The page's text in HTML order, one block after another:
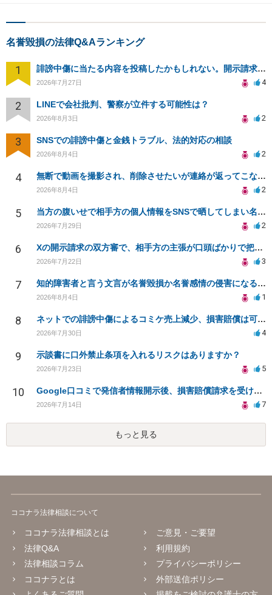
名誉毀損の法律Q&Aランキング
1 誹謗中傷に当たる内容を投稿したかもしれない。開示請求や民事刑事裁判に発展しうるのか教えて欲しい。
2026年7月27日 4
2 LINEで会社批判、警察が立件する可能性は？
2026年8月3日 2
3 SNSでの誹謗中傷と金銭トラブル、法的対応の相談
2026年8月4日 2
4 無断で動画を撮影され、削除させたいが連絡が返ってこない。
2026年8月4日 2
5 当方の腹いせで相手方の個人情報をSNSで晒してしまい名誉毀損させてしまったかもしれない
2026年7月29日 2
6 Xの開示請求の双方審で、相手方の主張が口頭ばかりで把握しきれません
2026年7月22日 3
7 知的障害者と言う文言が名誉毀損か名誉感情の侵害になるか教えてほしい。
2026年8月4日 1
8 ネットでの誹謗中傷によるコミケ売上減少、損害賠償は可能か？
2026年7月30日 4
9 示談書に口外禁止条項を入れるリスクはありますか？
2026年7月23日 5
10 Google口コミで発信者情報開示後、損害賠償請求を受けています。示談について相談です。
2026年7月14日 7
もっと見る
ココナラ法律相談について
ココナラ法律相談とは
法律Q&A
法律相談コラム
ココナラとは
ご意見・ご要望
利用規約
プライバシーポリシー
外部送信ポリシー